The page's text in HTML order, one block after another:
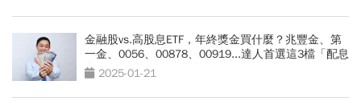
金融股vs.高股息ETF，年終獎金買什麼？兆豐金、第
一金、0056、00878、00919...達人首選這3檔「配息
多又穩」
2025-01-21